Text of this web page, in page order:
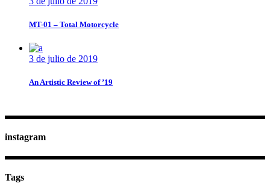
MT-01 – Total Motorcycle
3 de julio de 2019
An Artistic Review of ’19
instagram
Tags